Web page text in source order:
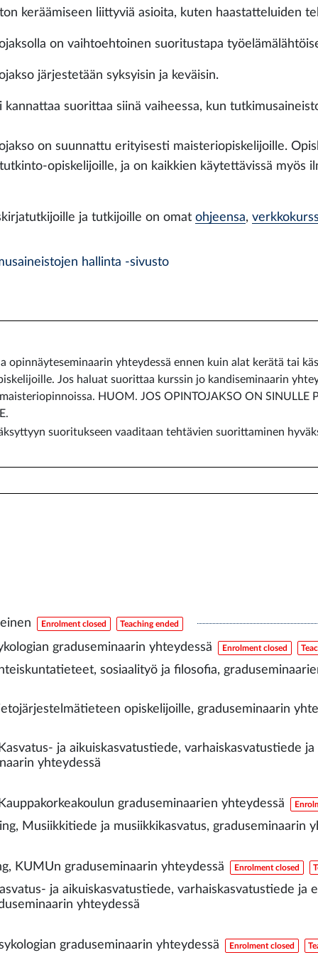
keräämiseen liittyviä asioita, kuten haastatteluiden
on vaihtoehtoinen suoritustapa
järjestetään syksyisin ja keväisin.
kannattaa suorittaa siinä vaiheessa, kun
on suunnattu erityisesti maisteriopiskelijoille.
opiskelijoille, ja on kaikkien käytettävissä myös
ja tutkijoille on omat ohjeensa,
hallinta -sivusto
opinnäyteseminaarin yhteydessä ennen kuin alat kerätä tai
Jos haluat suorittaa kurssin jo kandiseminaarin
HUOM. JOS OPINTOJAKSO ON SINULLE
suoritukseen vaaditaan tehtävien suorittaminen
Enrolment closed Teaching ended
graduseminaarin yhteydessä Enrolment closed
sosiaalityö ja filosofia,
opiskelijoille, graduseminaarin
ja aikuiskasvatustiede, varhaiskasvatustiede
yhteydessä
graduseminaarien yhteydessä
Musiikkitiede ja musiikkikasvatus, graduseminaarin
KUMUn graduseminaarin yhteydessä Enrolment closed
ja aikuiskasvatustiede, varhaiskasvatustiede ja
yhteydessä
graduseminaarin yhteydessä Enrolment closed